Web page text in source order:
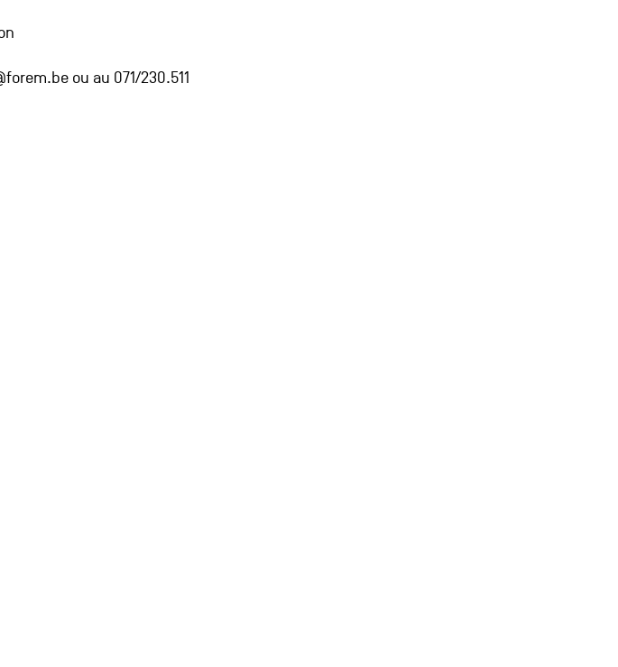
ou au 071/230.511